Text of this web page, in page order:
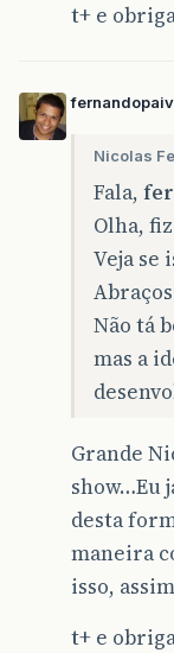
t+ e
Nicolas
Fala,
Olha,
Veja se
Não tá
mas a
Grande
show…Eu
desta
maneira
isso,
t+ e